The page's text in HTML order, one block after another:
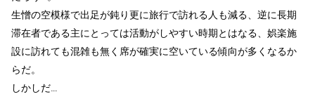
生憎の空模様で出足が鈍り更に旅行で訪れる人も減る、逆に長期
滞在者である主にとっては活動がしやすい時期とはなる、娯楽施
設に訪れても混雑も無く席が確実に空いている傾向が多くなるか
らだ。
しかしだ…